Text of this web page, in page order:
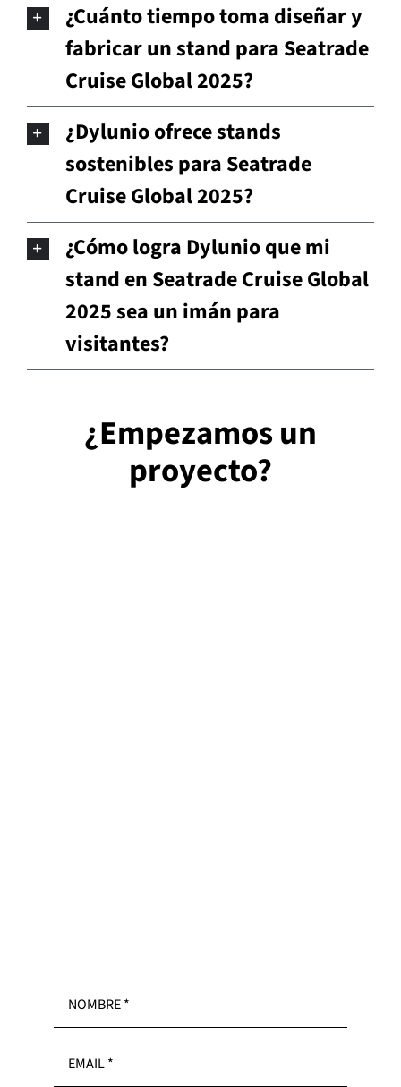
¿Cuánto tiempo toma diseñar y
fabricar un stand para Seatrade
Cruise Global 2025?
¿Dylunio ofrece stands
sostenibles para Seatrade
Cruise Global 2025?
¿Cómo logra Dylunio que mi
stand en Seatrade Cruise Global
2025 sea un imán para
visitantes?
¿Empezamos un
proyecto?